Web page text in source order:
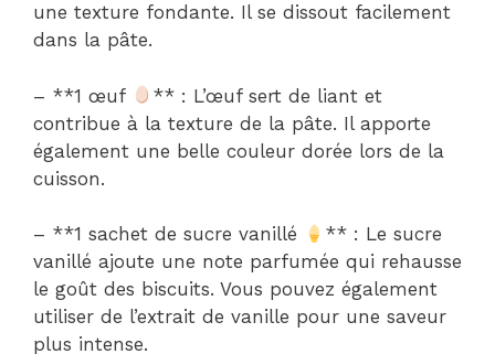
une texture fondante. Il se dissout facilement
dans la pâte.
– **1 œuf
** : L’œuf sert de liant et
contribue à la texture de la pâte. Il apporte
également une belle couleur dorée lors de la
cuisson.
– **1 sachet de sucre vanillé
** : Le sucre
vanillé ajoute une note parfumée qui rehausse
le goût des biscuits. Vous pouvez également
utiliser de l’extrait de vanille pour une saveur
plus intense.